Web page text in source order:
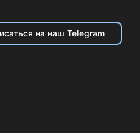
на наш Telegram